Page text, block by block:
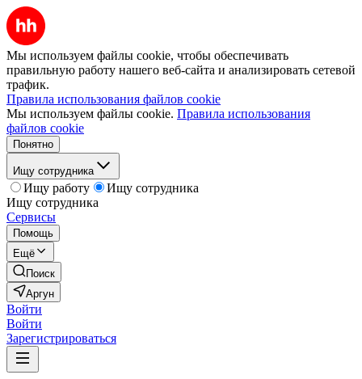
Мы используем файлы cookie, чтобы обеспечивать
правильную работу нашего веб-сайта и анализировать сетевой
трафик.
Правила использования файлов cookie
Мы используем файлы cookie. Правила использования
файлов cookie
Понятно
Ищу сотрудника
Ищу работу
Ищу сотрудника
Ищу сотрудника
Сервисы
Помощь
Ещё
Поиск
Аргун
Войти
Войти
Зарегистрироваться